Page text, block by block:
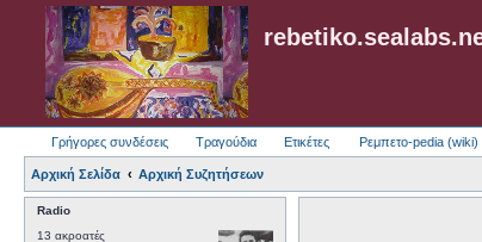
Γρήγορες συνδέσεις Τραγούδια Ετικέτες Ρεμπετο-pedia (wiki)
Αρχική Σελίδα Αρχική Συζητήσεων
Radio
13 ακροατές